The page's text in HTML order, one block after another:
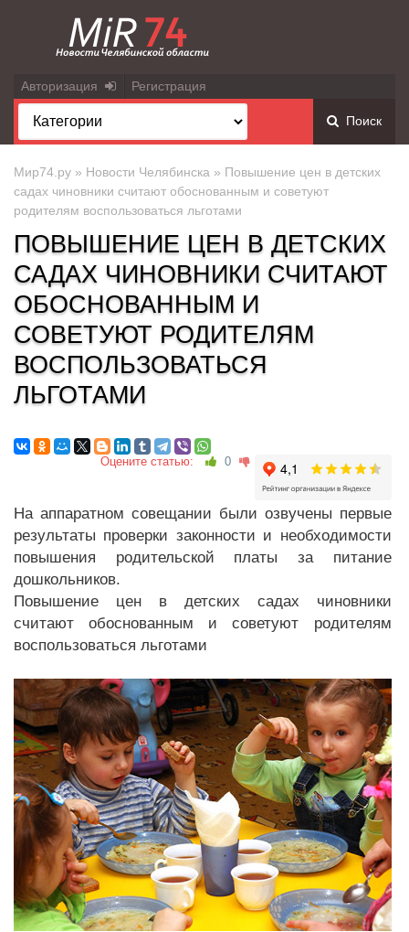
Авторизация Регистрация
Поиск
Мир74.ру » Новости Челябинска » Повышение цен в детских
садах чиновники считают обоснованным и советуют
родителям воспользоваться льготами
ПОВЫШЕНИЕ ЦЕН В ДЕТСКИХ
САДАХ ЧИНОВНИКИ СЧИТАЮТ
ОБОСНОВАННЫМ И
СОВЕТУЮТ РОДИТЕЛЯМ
ВОСПОЛЬЗОВАТЬСЯ
ЛЬГОТАМИ
Оцените статью: 0
На аппаратном совещании были озвучены первые
результаты проверки законности и необходимости
повышения родительской платы за питание
дошкольников.
Повышение цен в детских садах чиновники
считают обоснованным и советуют родителям
воспользоваться льготами